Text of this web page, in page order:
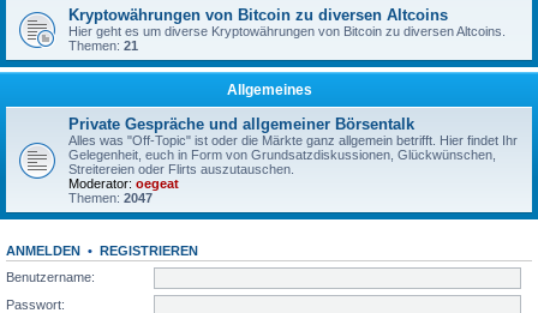
Kryptowährungen von Bitcoin zu diversen Altcoins
Hier geht es um diverse Kryptowährungen von Bitcoin zu diversen Altcoins.
Themen: 21
Allgemeines
Private Gespräche und allgemeiner Börsentalk
Alles was "Off-Topic" ist oder die Märkte ganz allgemein betrifft. Hier findet Ihr
Gelegenheit, euch in Form von Grundsatzdiskussionen, Glückwünschen,
Streitereien oder Flirts auszutauschen.
Moderator: oegeat
Themen: 2047
ANMELDEN • REGISTRIEREN
Benutzername:
Passwort: